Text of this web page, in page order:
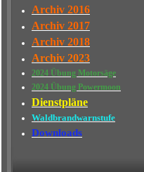
Archiv 2016
Archiv 2017
Archiv 2018
Archiv 2023
2024 Übung Motorsäge
2024 Übung Powermoon
Dienstpläne
Waldbrandwarnstufe
Downloads